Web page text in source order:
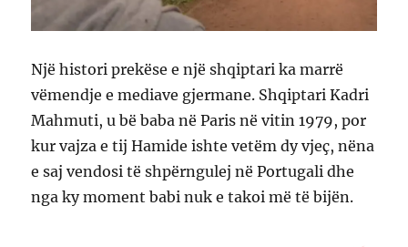
Një histori prekëse e një shqiptari ka marrë
vëmendje e mediave gjermane. Shqiptari Kadri
Mahmuti, u bë baba në Paris në vitin 1979, por
kur vajza e tij Hamide ishte vetëm dy vjeç, nëna
e saj vendosi të shpërngulej në Portugali dhe
nga ky moment babi nuk e takoi më të bijën.